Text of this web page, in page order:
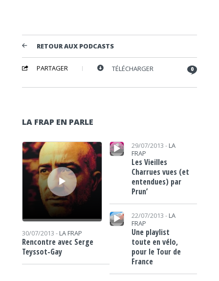
RETOUR AUX PODCASTS
PARTAGER TÉLÉCHARGER 0
LA FRAP EN PARLE
Lecteur audio
30/07/2013 - LA FRAP
Rencontre avec Serge
Teyssot-Gay
Lecteur audio 29/07/2013 - LA
FRAP
Les Vieilles
Charrues vues (et
entendues) par
Prun’
Lecteur audio
22/07/2013 - LA
FRAP
Une playlist
toute en vélo,
pour le Tour de
France